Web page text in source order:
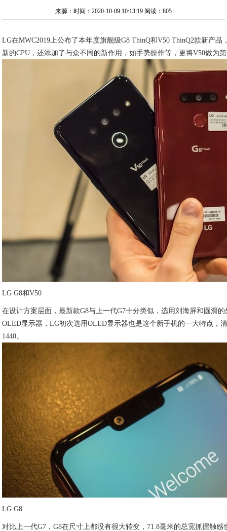
来源：时间：2020-10-09 10:13:19 阅读：805
LG在MWC2019上公布了本年度旗舰级G8 ThinQ和V50 ThinQ2款新产
新的CPU，还添加了与众不同的新作用，如手势操作等，更将V50做为
LG G8和V50
在设计方案层面，最新款G8与上一代G7十分类似，选用刘海屏和圆滑
OLED显示器，LG初次选用OLED显示器也是这个新手机的一大特点，
1440。
LG G8
对比上一代G7，G8在尺寸上都没有很大转变，71.8毫米的总宽抓握触